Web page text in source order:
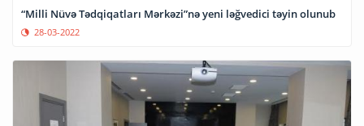
“Milli Nüvə Tədqiqatları Mərkəzi”nə yeni ləğvedici təyin olunub
28-03-2022